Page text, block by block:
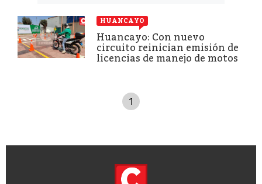
HUANCAYO
Huancayo: Con nuevo
circuito reinician emisión de
licencias de manejo de motos
1